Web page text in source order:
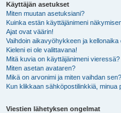
Käyttäjän asetukset
Miten muutan asetuksiani?
Kuinka estän käyttäjänimeni
Ajat ovat väärin!
Vaihdoin aikavyöhykkeen ja kellonaika
Kieleni ei ole valittavana!
Mitä kuvia on käyttäjänimeni vieressä?
Miten asetan avataren?
Mikä on arvonimi ja miten vaihdan sen?
Kun klikkaan sähköpostilinkkiä, minua
Viestien lähetyksen ongelmat